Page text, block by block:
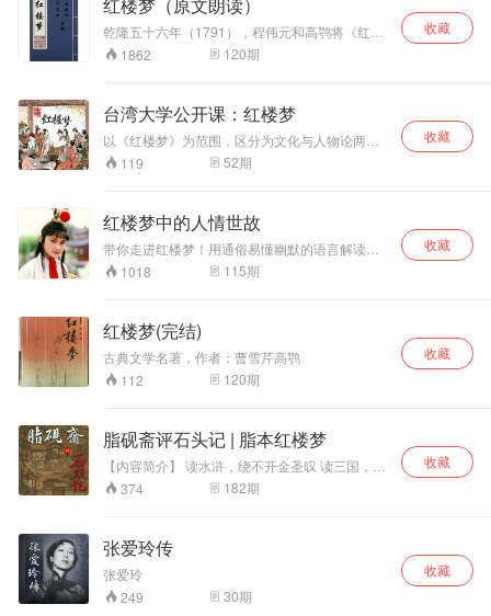
的书斋叫“饮冰
室”；叶圣陶的
叫“未厌居”，然
而出：我们的叫“吉
劭居”吧。 指薪修
祜，永绥吉劭。顺
应自然，修德积
那就吉劭居吧！ 吉
劭居这几年先后完
成了红楼梦、论
语、老子、庄子、
读与讲解，现在，
沿着《儿童中国文
化导读》的顺序，
让我们一起开始
与解读吧。 《千字
文》和《三字经》
《百家姓》我们俗
称为“三百千”。相
间就完成了编撰，
式讲中国地理，用
识体系，极具美感
的语言，诗情画
乾隆五十六年（1791），程伟元和高鹗将《红楼
梦》前80回与后40回合成一个完整的故事，以木
活字排印出来，书名为《红楼梦》，通称“程甲
1862 120期
收藏
台湾大学公开课：红楼梦
以《红楼梦》为范围，区分为文化与人物论两大
范畴，深度解读《红楼梦》。
119 52期
收藏
红楼梦中的人情世故
带你走进红楼梦！用通俗易懂幽默的语言解读红
楼梦里的人情世故和对我们现代人的启示！
1018 115期
收藏
红楼梦(完结)
古典文学名著，作者：曹雪芹高鹗
112
120期
收藏
脂砚斋评石头记 | 脂本红楼梦
【内容简介】 读水浒，绕不开金圣叹 读三国，绕
不开毛宗岗 读西游，绕不开李卓吾 读红楼梦，也
一定绕不开脂砚斋 想要真正读红楼梦，脂砚斋评
多，大致分为两个体系： 一个是仅流传前八十
回、保留脂砚斋评语的抄本系统，俗称脂评本；
另一个是经过程伟元、高鹗整理补缀，删去所有
脂砚斋评语并续写完成一百二十回的程高本。 而
我们更推荐读脂评本，因为 脂评本更接近原著面
374 182期
收藏
张爱玲传
张爱玲
249
30期
收藏